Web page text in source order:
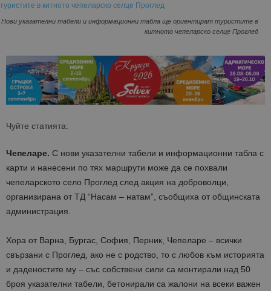
Нови указателни табели и информационни табла ще ориентират туристите в
китното чепеларско селце Проглед
Чуйте статията:
Чепеларе. С нови указателни табели и информационни табла с
карти и нанесени по тях маршрути може да се похвали
чепеларското село Проглед след акция на доброволци,
организирана от ТД “Насам – натам”, съобщиха от общинската
администрация.
Хора от Варна, Бургас, София, Перник, Чепеларе – всички
свързани с Проглед, ако не с родство, то с любов към историята
и даденостите му – със собствени сили са монтирали над 50
броя указателни табели, бетонирали са жалони на всеки важен